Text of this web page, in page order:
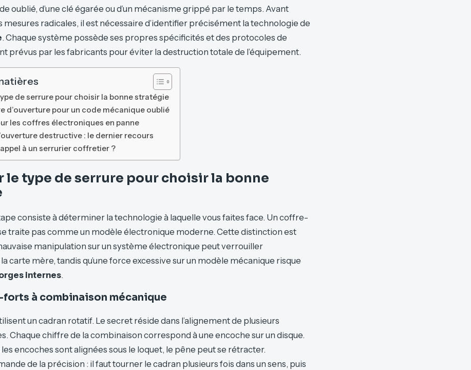
oublié, d’une clé égarée ou d’un mécanisme grippé par le temps. Avant
mesures radicales, il est nécessaire d’identifier précisément la technologie de
. Chaque système possède ses propres spécificités et des protocoles de
prévus par les fabricants pour éviter la destruction totale de l’équipement.
de serrure pour choisir la bonne stratégie
d’ouverture pour un code mécanique oublié
les coffres électroniques en panne
destructive : le dernier recours
à un serrurier coffretier ?
le type de serrure pour choisir la bonne
consiste à déterminer la technologie à laquelle vous faites face. Un coffre-
traite pas comme un modèle électronique moderne. Cette distinction est
manipulation sur un système électronique peut verrouiller
carte mère, tandis qu’une force excessive sur un modèle mécanique risque
internes.
à combinaison mécanique
un cadran rotatif. Le secret réside dans l’alignement de plusieurs
Chaque chiffre de la combinaison correspond à une encoche sur un disque.
encoches sont alignées sous le loquet, le pêne peut se rétracter.
de la précision : il faut tourner le cadran plusieurs fois dans un sens, puis